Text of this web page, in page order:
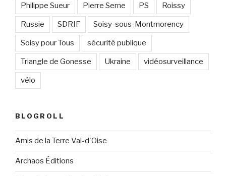
Philippe Sueur Pierre Serne PS Roissy
Russie SDRIF Soisy-sous-Montmorency
Soisy pour Tous sécurité publique
Triangle de Gonesse Ukraine vidéosurveillance
vélo
BLOGROLL
Amis de la Terre Val-d'Oise
Archaos Éditions